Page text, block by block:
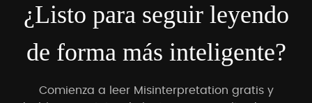
¿Listo para seguir leyendo
de forma más inteligente?
Comienza a leer Misinterpretation gratis y